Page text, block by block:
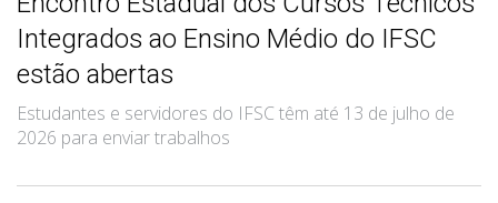
Integrados ao Ensino Médio do IFSC
estão abertas
Estudantes e servidores do IFSC têm até 13 de julho de
2026 para enviar trabalhos